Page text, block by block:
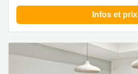
Infos et prix